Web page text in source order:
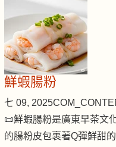
鮮蝦腸粉
七 09, 2025
📜鮮蝦腸粉是廣東早茶文
的腸粉皮包裹著Q彈鮮甜